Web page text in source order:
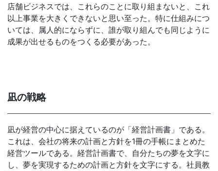
店舗ビジネスでは、これらのことに取り組まないと、これ
以上事業を大きくできないと思い至った。特に仕組みにつ
いては、属人的にならずに、誰が取り組んでも同じように
成果が出せるものをつくる必要があった。
凪の戦略
凪が経営の中心に据えているのが「経営計画書」である。
これは、会社の将来の計画と方針を1冊の手帳にまとめた
経営ツールである。経営計画書で、自分たちの夢を文字に
し、夢を実現するための計画と方針を文字にする。社員教